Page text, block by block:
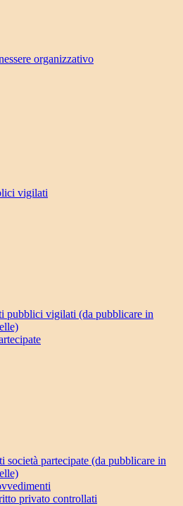
organizzativo
vigilati
pubblici vigilati (da pubblicare in
società partecipate (da pubblicare in
privato controllati